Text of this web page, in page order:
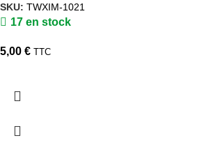
SKU: TWXIM-1021
17 en stock
5,00 € TTC